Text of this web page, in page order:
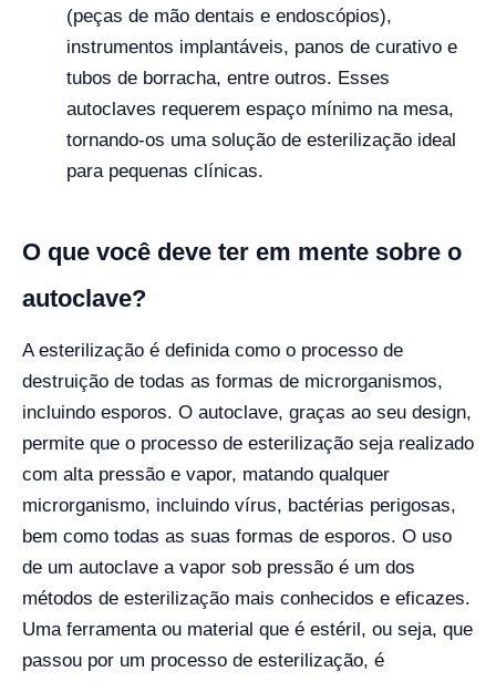
(peças de mão dentais e endoscópios),
instrumentos implantáveis, panos de curativo e
tubos de borracha, entre outros. Esses
autoclaves requerem espaço mínimo na mesa,
tornando-os uma solução de esterilização ideal
para pequenas clínicas.
O que você deve ter em mente sobre o
autoclave?
A esterilização é definida como o processo de
destruição de todas as formas de microrganismos,
incluindo esporos. O autoclave, graças ao seu design,
permite que o processo de esterilização seja realizado
com alta pressão e vapor, matando qualquer
microrganismo, incluindo vírus, bactérias perigosas,
bem como todas as suas formas de esporos. O uso
de um autoclave a vapor sob pressão é um dos
métodos de esterilização mais conhecidos e eficazes.
Uma ferramenta ou material que é estéril, ou seja, que
passou por um processo de esterilização, é